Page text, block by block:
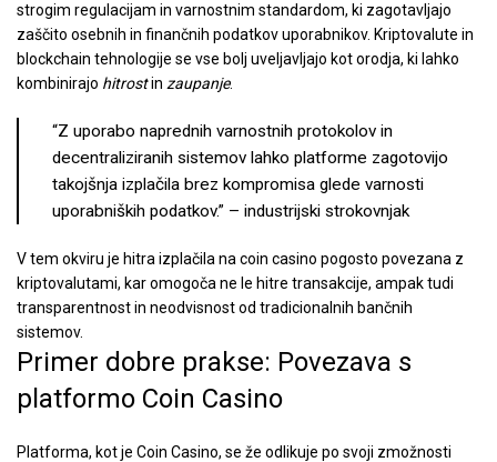
strogim regulacijam in varnostnim standardom, ki zagotavljajo
zaščito osebnih in finančnih podatkov uporabnikov. Kriptovalute in
blockchain tehnologije se vse bolj uveljavljajo kot orodja, ki lahko
kombinirajo hitrostin zaupanje.
“Z uporabo naprednih varnostnih protokolov in
decentraliziranih sistemov lahko platforme zagotovijo
takojšnja izplačila brez kompromisa glede varnosti
uporabniških podatkov.” – industrijski strokovnjak
V tem okviru je hitra izplačila na coin casino pogosto povezana z
kriptovalutami, kar omogoča ne le hitre transakcije, ampak tudi
transparentnost in neodvisnost od tradicionalnih bančnih
sistemov.
Primer dobre prakse: Povezava s
platformo Coin Casino
Platforma, kot je Coin Casino, se že odlikuje po svoji zmožnosti